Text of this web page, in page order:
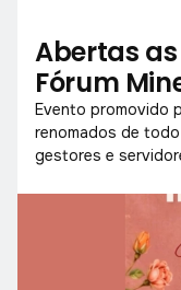
Abertas as
Fórum
Evento promovido
renomados de
gestores e